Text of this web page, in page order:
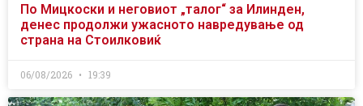
По Мицкоски и неговиот „талог“ за Илинден,
денес продолжи ужасното навредување од
страна на Стоилковиќ
06/08/2026 19:39